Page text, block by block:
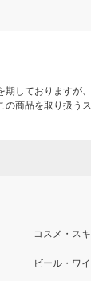
しておりますが
商品を取り扱う
コスメ・ス
ビール・ワ